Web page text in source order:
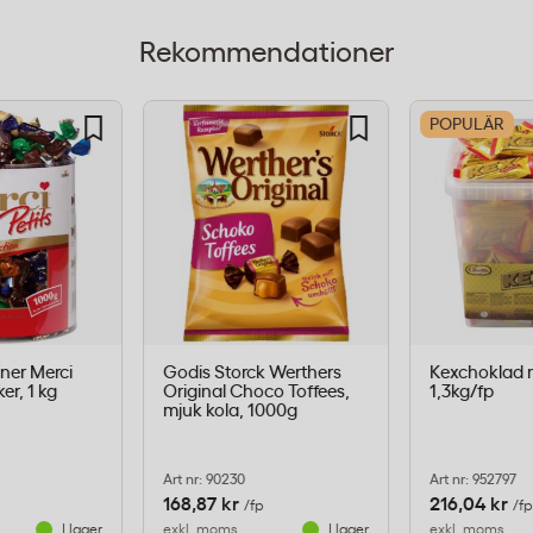
lämplig för
och väntrum. Att
hygien och enkel
av många
Rekommendationer
Merci
1 kg
I lager
Godis Storck Werthers
Original Choco Toffees,
mjuk kola, 1000g
Art nr: 90230
168,87 kr /fp
exkl. moms
I lager
Kexchoklad
1,3kg/fp
Art nr: 952797
216,04 kr /fp
exkl. moms
POPULÄR